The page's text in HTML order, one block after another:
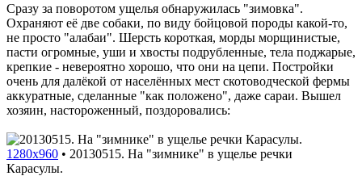
Сразу за поворотом ущелья обнаружилась "зимовка".
Охраняют её две собаки, по виду бойцовой породы какой-то,
не просто "алабаи". Шерсть короткая, морды морщинистые,
пасти огромные, уши и хвосты подрубленные, тела поджарые,
крепкие - невероятно хорошо, что они на цепи. Постройки
очень для далёкой от населённых мест скотоводческой фермы
аккуратные, сделанные "как положено", даже сараи. Вышел
хозяин, настороженный, поздоровались:
1280x960 • 20130515. На "зимнике" в ущелье речки
Карасулы.